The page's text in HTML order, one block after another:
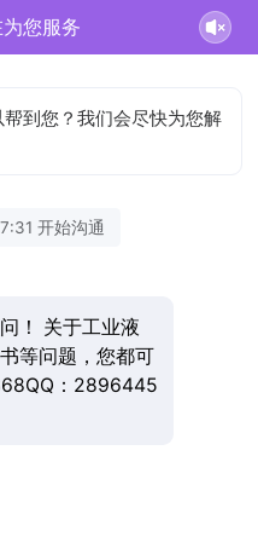
您服务
到您？我们会尽快为您解
开始沟通
！ 关于工业液
等问题，您都可
：2896445